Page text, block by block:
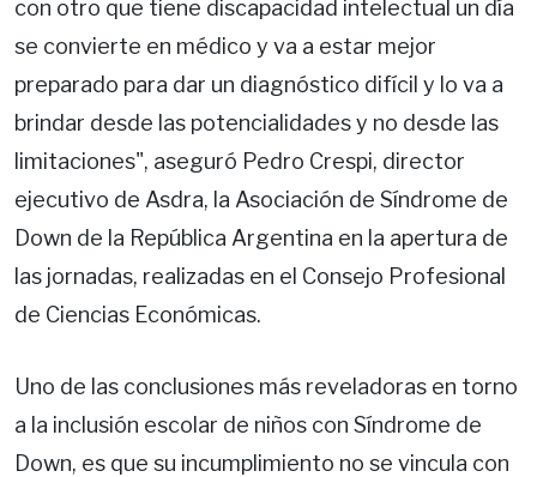
con otro que tiene discapacidad intelectual un día
se convierte en médico y va a estar mejor
preparado para dar un diagnóstico difícil y lo va a
brindar desde las potencialidades y no desde las
limitaciones", aseguró Pedro Crespi, director
ejecutivo de Asdra, la Asociación de Síndrome de
Down de la República Argentina en la apertura de
las jornadas, realizadas en el Consejo Profesional
de Ciencias Económicas.
Uno de las conclusiones más reveladoras en torno
a la inclusión escolar de niños con Síndrome de
Down, es que su incumplimiento no se vincula con